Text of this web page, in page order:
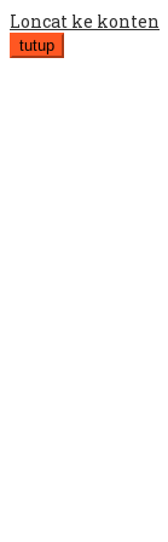
Loncat ke konten
tutup